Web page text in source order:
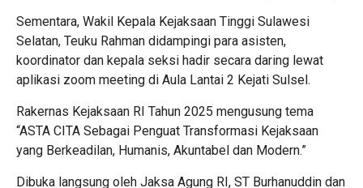
Sementara, Wakil Kepala Kejaksaan Tinggi Sulawesi
Selatan, Teuku Rahman didampingi para asisten,
koordinator dan kepala seksi hadir secara daring lewat
aplikasi zoom meeting di Aula Lantai 2 Kejati Sulsel.
Rakernas Kejaksaan RI Tahun 2025 mengusung tema
“ASTA CITA Sebagai Penguat Transformasi Kejaksaan
yang Berkeadilan, Humanis, Akuntabel dan Modern.”
Dibuka langsung oleh Jaksa Agung RI, ST Burhanuddin dan